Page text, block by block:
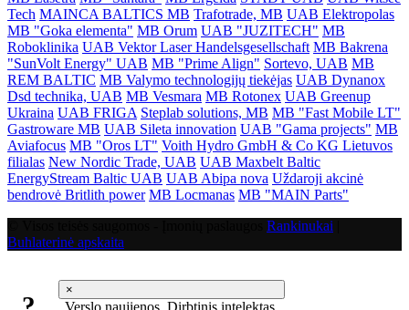
Tech MAINCA BALTICS MB Trafotrade, MB UAB Elektropolas
MB "Goka elementa" MB Orum UAB "JUZITECH" MB
Roboklinika UAB Vektor Laser Handelsgesellschaft MB Bakrena
"SunVolt Energy" UAB MB "Prime Align" Sortevo, UAB MB
REM BALTIC MB Valymo technologijų tiekėjas UAB Dynanox
Dsd technika, UAB MB Vesmara MB Rotonex UAB Greenup
Ukraina UAB FRIGA Steplab solutions, MB MB "Fast Mobile LT"
Gastroware MB UAB Sileta innovation UAB "Gama projects" MB
Aviafocus MB "Oros LT" Voith Hydro GmbH & Co KG Lietuvos
filialas New Nordic Trade, UAB UAB Maxbelt Baltic
EnergyStream Baltic UAB UAB Abipa nova Uždaroji akcinė
bendrovė Britlith power MB Locmanas MB "MAIN Parts"
Rankinukai
Buhlaterinė apskaita
×